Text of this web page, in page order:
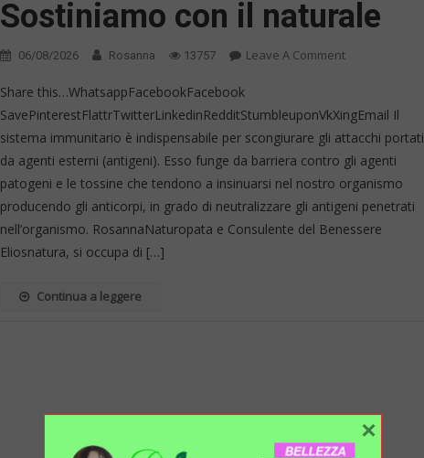
Sostiniamo con il naturale
06/08/2026 Rosanna 13757 Leave A CommentOn
Sostiniamo
Con
Il
Naturale
Share this…WhatsappFacebookFacebook
SavePinterestFlattrTwitterLinkedinRedditStumbleuponVkXingEmail Il
sistema immunitario è indispensabile per scongiurare gli attacchi portati
da agenti esterni (antigeni). Esso funge da barriera contro gli agenti
patogeni e le tossine che tendono a insinuarsi nel nostro organismo
producendo gli anticorpi, in grado di neutralizzare gli antigeni penetrati
nell’organismo. RosannaNaturopata e Consulente del Benessere
Eliosnatura, si occupa di […]
Continua a leggere
×